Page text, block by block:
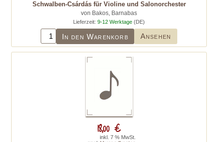
Schwalben-Csárdás für Violine und Salonorchester
von Bakos, Barnabas
Lieferzeit: 9-12 Werktage (DE)
In den Warenkorb Ansehen
18,00 €
inkl. 7 % MwSt.